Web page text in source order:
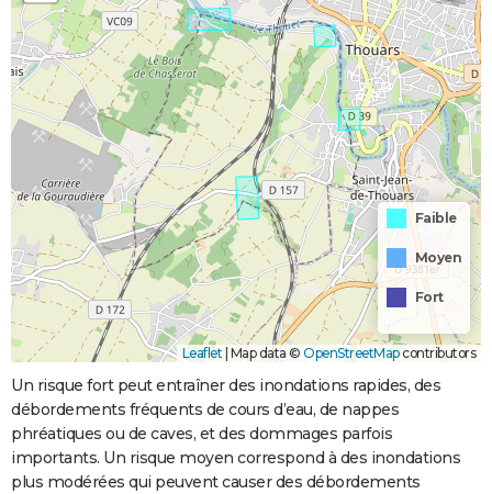
Faible
Moyen
Fort
Leaflet | Map data © OpenStreetMapcontributors
Un risque fort peut entraîner des inondations rapides, des
débordements fréquents de cours d’eau, de nappes
phréatiques ou de caves, et des dommages parfois
importants. Un risque moyen correspond à des inondations
plus modérées qui peuvent causer des débordements